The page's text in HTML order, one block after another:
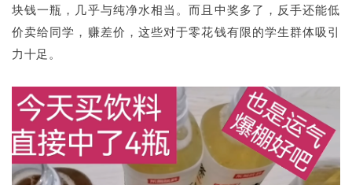
块钱一瓶，几乎与纯净水相当。而且中奖多了，反手还能低
价卖给同学，赚差价，这些对于零花钱有限的学生群体吸引
力十足。